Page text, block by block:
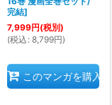
完結]
7,999円(税別)
(税込 : 8,799円)
このマンガを購入